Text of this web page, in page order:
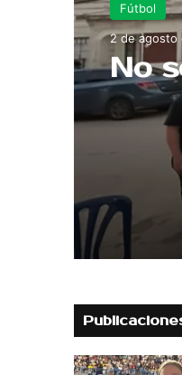
Fútbol
2 de agosto
No